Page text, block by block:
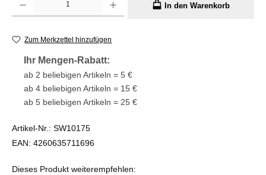
In den Warenkorb
Zum Merkzettel hinzufügen
Ihr Mengen-Rabatt:
ab 2 beliebigen Artikeln = 5 €
ab 4 beliebigen Artikeln = 15 €
ab 5 beliebigen Artikeln = 25 €
Artikel-Nr.: SW10175
EAN: 4260635711696
Dieses Produkt weiterempfehlen: